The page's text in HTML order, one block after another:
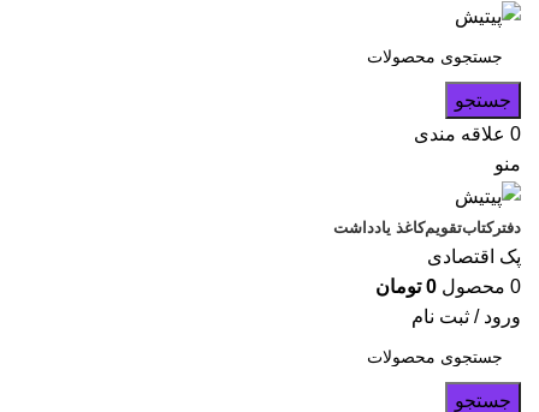
جستجو
0 علاقه مندی
منو
دفترکتابتقویمکاغذ یادداشت
پک اقتصادی
0 محصول 0 تومان
ورود / ثبت نام
جستجو